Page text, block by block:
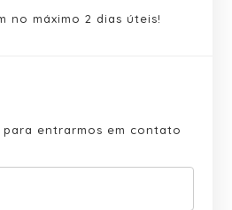
no máximo 2 dias úteis!
para entrarmos em contato